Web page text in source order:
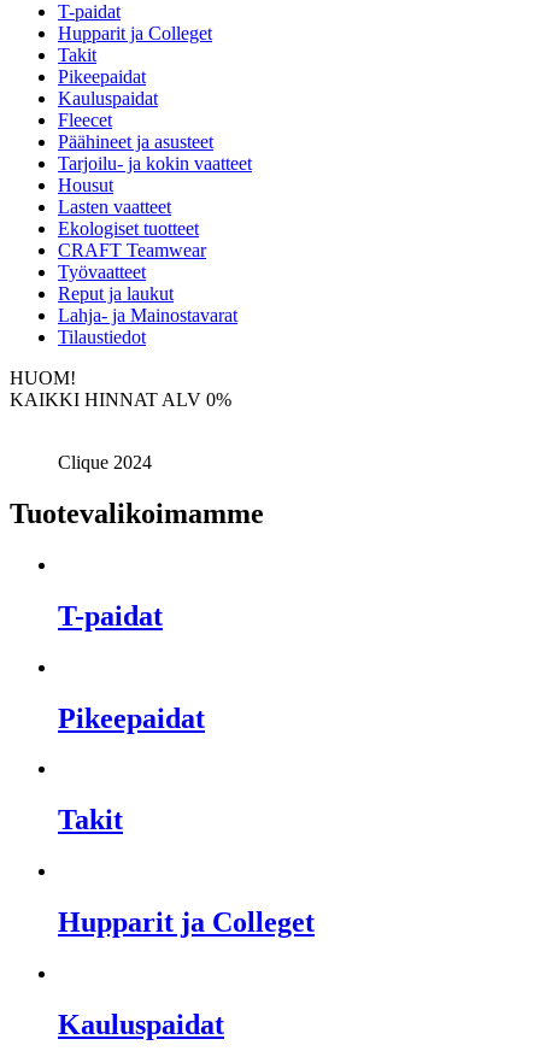
T-paidat
Hupparit ja Colleget
Takit
Pikeepaidat
Kauluspaidat
Fleecet
Päähineet ja asusteet
Tarjoilu- ja kokin vaatteet
Housut
Lasten vaatteet
Ekologiset tuotteet
CRAFT Teamwear
Työvaatteet
Reput ja laukut
Lahja- ja Mainostavarat
Tilaustiedot
HUOM!
KAIKKI HINNAT ALV 0%
Clique 2024
Tuotevalikoimamme
T-paidat
Pikeepaidat
Takit
Hupparit ja Colleget
Kauluspaidat